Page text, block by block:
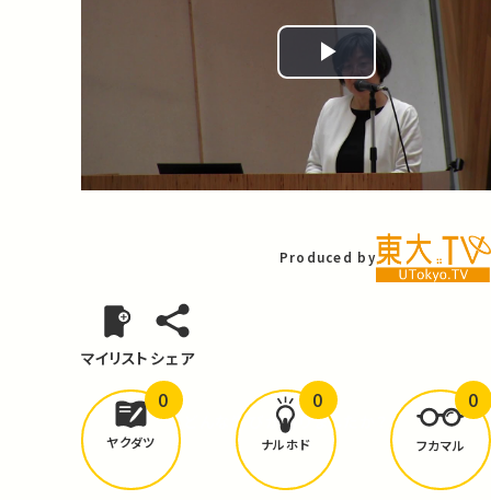
Play
Video
Produced by
マイリスト シェア
どんな学びがありましたか？
ヤクダツ
0
ナルホド
0
フカマル
0